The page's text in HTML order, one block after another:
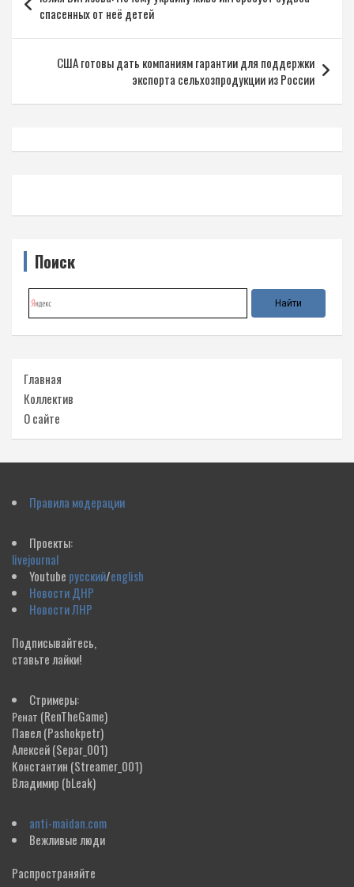
по
записям
спасенных от неё детей
США готовы дать компаниям гарантии для поддержки
экспорта сельхозпродукции из России
Поиск
Главная
Коллектив
О сайте
Правила модерации
Проекты:
livejournal
Youtube русский/english
Новости ДНР
Новости ЛНР
Подписывайтесь,
ставьте лайки!
Стримеры:
Ренат (RenTheGame)
Павел(Pashokpetr)
Алексей(Separ_001)
Константин (Streamer_001)
Владимир (bLeak)
anti-maidan.com
Вежливые люди
Распространяйте